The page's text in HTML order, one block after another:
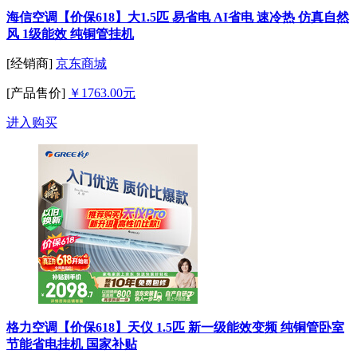
海信空调【价保618】大1.5匹 易省电 AI省电 速冷热 仿真自然
风 1级能效 纯铜管挂机
[经销商] 京东商城
[产品售价] ￥1763.00元
进入购买
格力空调【价保618】天仪 1.5匹 新一级能效变频 纯铜管卧室
节能省电挂机 国家补贴